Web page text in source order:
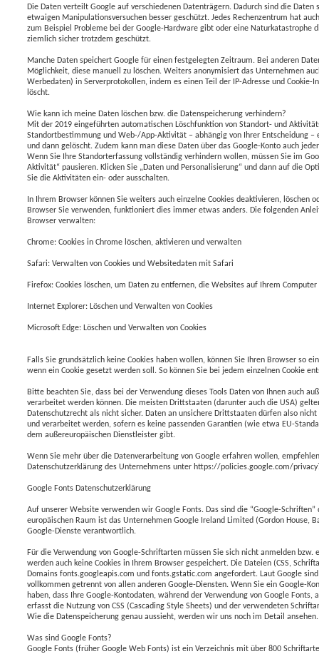
Die Daten verteilt Google auf verschiedenen Datenträgern. Dadurch sind die
etwaigen Manipulationsversuchen besser geschützt. Jedes Rechenzentrum hat
zum Beispiel Probleme bei der Google-Hardware gibt oder eine Naturkatastrophe
ziemlich sicher trotzdem geschützt.
Manche Daten speichert Google für einen festgelegten Zeitraum. Bei anderen
Möglichkeit, diese manuell zu löschen. Weiters anonymisiert das Unternehmen
Werbedaten) in Serverprotokollen, indem es einen Teil der IP-Adresse und Cookie-
löscht.
Wie kann ich meine Daten löschen bzw. die Datenspeicherung verhindern?
Mit der 2019 eingeführten automatischen Löschfunktion von Standort- und
Standortbestimmung und Web-/App-Aktivität – abhängig von Ihrer Entscheidung
und dann gelöscht. Zudem kann man diese Daten über das Google-Konto auch
Wenn Sie Ihre Standorterfassung vollständig verhindern wollen, müssen Sie im
Aktivität“ pausieren. Klicken Sie „Daten und Personalisierung“ und dann auf die
Sie die Aktivitäten ein- oder ausschalten.
In Ihrem Browser können Sie weiters auch einzelne Cookies deaktivieren, löschen
Browser Sie verwenden, funktioniert dies immer etwas anders. Die folgenden
Browser verwalten:
Chrome: Cookies in Chrome löschen, aktivieren und verwalten
Safari: Verwalten von Cookies und Websitedaten mit Safari
Firefox: Cookies löschen, um Daten zu entfernen, die Websites auf Ihrem
Internet Explorer: Löschen und Verwalten von Cookies
Microsoft Edge: Löschen und Verwalten von Cookies
Falls Sie grundsätzlich keine Cookies haben wollen, können Sie Ihren Browser so
wenn ein Cookie gesetzt werden soll. So können Sie bei jedem einzelnen Cookie
Bitte beachten Sie, dass bei der Verwendung dieses Tools Daten von Ihnen auch
verarbeitet werden können. Die meisten Drittstaaten (darunter auch die USA)
Datenschutzrecht als nicht sicher. Daten an unsichere Drittstaaten dürfen also
und verarbeitet werden, sofern es keine passenden Garantien (wie etwa EU-
dem außereuropäischen Dienstleister gibt.
Wenn Sie mehr über die Datenverarbeitung von Google erfahren wollen,
Datenschutzerklärung des Unternehmens unter https://policies.google.com/
Google Fonts Datenschutzerklärung
Auf unserer Website verwenden wir Google Fonts. Das sind die “Google-Schriften”
europäischen Raum ist das Unternehmen Google Ireland Limited (Gordon House,
Google-Dienste verantwortlich.
Für die Verwendung von Google-Schriftarten müssen Sie sich nicht anmelden
werden auch keine Cookies in Ihrem Browser gespeichert. Die Dateien (CSS,
Domains fonts.googleapis.com und fonts.gstatic.com angefordert. Laut Google
vollkommen getrennt von allen anderen Google-Diensten. Wenn Sie ein Google-
haben, dass Ihre Google-Kontodaten, während der Verwendung von Google
erfasst die Nutzung von CSS (Cascading Style Sheets) und der verwendeten
Wie die Datenspeicherung genau aussieht, werden wir uns noch im Detail ansehen.
Was sind Google Fonts?
Google Fonts (früher Google Web Fonts) ist ein Verzeichnis mit über 800